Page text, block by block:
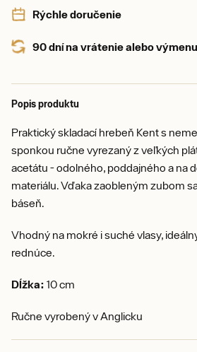
Rýchle doručenie
90 dní na vrátenie alebo výmenu
Popis produktu
Praktický skladací hrebeň Kent s
sponkou ručne vyrezaný z veľkých
acetátu - odolného, poddajného a na
materiálu. Vďaka zaobleným zubom
báseň.
Vhodný na mokré i suché vlasy,
rednúce.
Dĺžka: 10 cm
Ručne vyrobený v Anglicku